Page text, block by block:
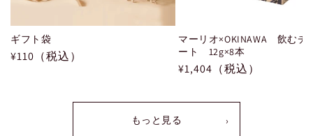
ギフト袋
通
¥110（税込）
マーリオ×OKINAWA 飲むチ
ート 12g×8本
通
価
格
¥1,404（税込）
もっと見る ›